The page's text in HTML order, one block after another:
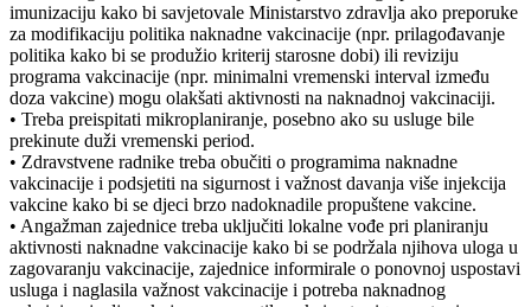
imunizaciju kako bi savjetovale Ministarstvo zdravlja ako preporuke
za modifikaciju politika naknadne vakcinacije (npr. prilagođavanje
politika kako bi se produžio kriterij starosne dobi) ili reviziju
programa vakcinacije (npr. minimalni vremenski interval između
doza vakcine) mogu olakšati aktivnosti na naknadnoj vakcinaciji.
• Treba preispitati mikroplaniranje, posebno ako su usluge bile
prekinute duži vremenski period.
• Zdravstvene radnike treba obučiti o programima naknadne
vakcinacije i podsjetiti na sigurnost i važnost davanja više injekcija
vakcine kako bi se djeci brzo nadoknadile propuštene vakcine.
• Angažman zajednice treba uključiti lokalne vođe pri planiranju
aktivnosti naknadne vakcinacije kako bi se podržala njihova uloga u
zagovaranju vakcinacije, zajednice informirale o ponovnoj uspostavi
usluga i naglasila važnost vakcinacije i potreba naknadnog